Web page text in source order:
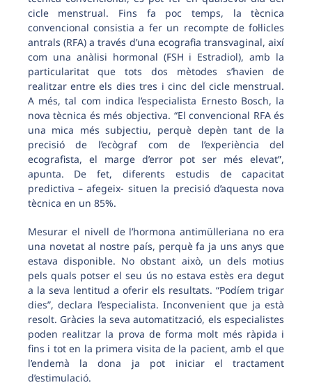
cicle menstrual. Fins fa poc temps, la tècnica
convencional consistia a fer un recompte de fol·licles
antrals (RFA) a través d’una ecografia transvaginal, així
com una anàlisi hormonal (FSH i Estradiol), amb la
particularitat que tots dos mètodes s’havien de
realitzar entre els dies tres i cinc del cicle menstrual.
A més, tal com indica l’especialista Ernesto Bosch, la
nova tècnica és més objectiva. “El convencional RFA és
una mica més subjectiu, perquè depèn tant de la
precisió de l’ecògraf com de l’experiència del
ecografista, el marge d’error pot ser més elevat”,
apunta. De fet, diferents estudis de capacitat
predictiva – afegeix- situen la precisió d’aquesta nova
tècnica en un 85%.
Mesurar el nivell de l’hormona antimülleriana no era
una novetat al nostre país, perquè fa ja uns anys que
estava disponible. No obstant això, un dels motius
pels quals potser el seu ús no estava estès era degut
a la seva lentitud a oferir els resultats. “Podíem trigar
dies”, declara l’especialista. Inconvenient que ja està
resolt. Gràcies la seva automatització, els especialistes
poden realitzar la prova de forma molt més ràpida i
fins i tot en la primera visita de la pacient, amb el que
l’endemà la dona ja pot iniciar el tractament
d’estimulació.